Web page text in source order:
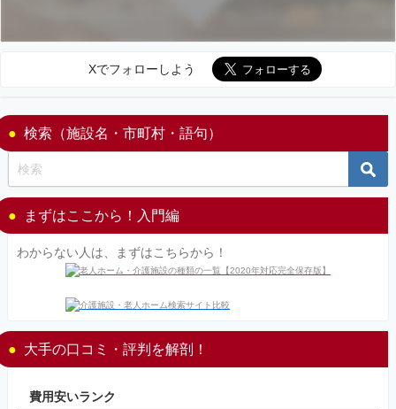
Xでフォローしよう
検索（施設名・市町村・語句）
まずはここから！入門編
わからない人は、まずはこちらから！
大手の口コミ・評判を解剖！
費用安いランク